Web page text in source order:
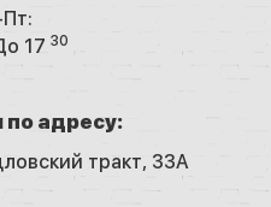
17 30
адресу:
тракт, 33А